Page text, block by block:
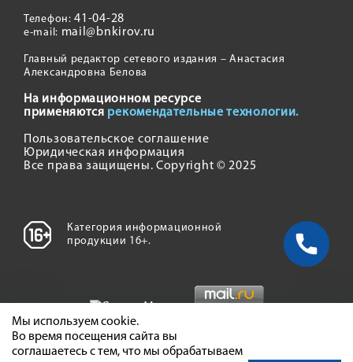
Телефон:41-04-28
e-mail: mail@bnkirov.ru
Главный редактор сетевого издания – Анастасия
Александровна Белова
На информационном ресурсе
применяются рекомендательные технологии.
Пользовательское соглашение
Юридическая информация
Все права защищены. Copyright © 2025
Категория информационной
продукции 16+.
Мы используем cookie.
Во время посещения сайта вы
соглашаетесь с тем, что мы обрабатываем